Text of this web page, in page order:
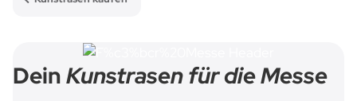
DeinKunstrasen für die Messe